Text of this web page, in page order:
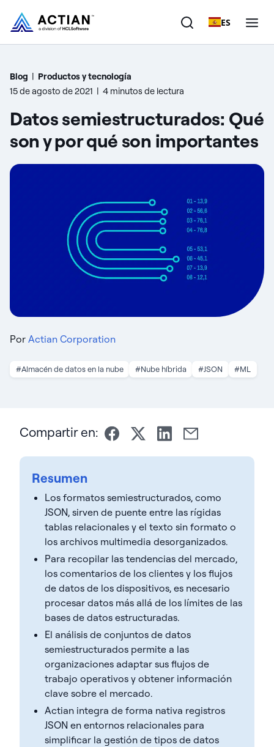
ES
Productos
Empresa
Blog | Productos y tecnología
15 de agosto de 2021 | 4 minutos de lectura
Datos semiestructurados: Qué
son y por qué son importantes
Por Actian Corporation
#Almacén de datos en la nube #Nube híbrida #JSON #ML
Compartir en:
Resumen
Los formatos semiestructurados, como
JSON, sirven de puente entre las rígidas
tablas relacionales y el texto sin formato o
los archivos multimedia desorganizados.
Para recopilar las tendencias del mercado,
los comentarios de los clientes y los flujos
de datos de los dispositivos, es necesario
procesar datos más allá de los límites de las
bases de datos estructuradas.
El análisis de conjuntos de datos
semiestructurados permite a las
organizaciones adaptar sus flujos de
trabajo operativos y obtener información
clave sobre el mercado.
Actian integra de forma nativa registros
JSON en entornos relacionales para
simplificar la gestión de tipos de datos